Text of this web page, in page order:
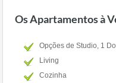
Os Apartamentos à
Opções de Studio, 1
Living
Cozinha